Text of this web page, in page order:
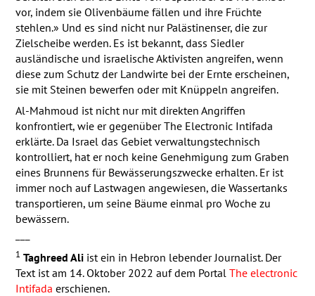
vor, indem sie Olivenbäume fällen und ihre Früchte
stehlen.» Und es sind nicht nur Palästinenser, die zur
Zielscheibe werden. Es ist bekannt, dass Siedler
ausländische und israelische Aktivisten angreifen, wenn
diese zum Schutz der Landwirte bei der Ernte erscheinen,
sie mit Steinen bewerfen oder mit Knüppeln angreifen.
Al-Mahmoud ist nicht nur mit direkten Angriffen
konfrontiert, wie er gegenüber The Electronic Intifada
erklärte. Da Israel das Gebiet verwaltungstechnisch
kontrolliert, hat er noch keine Genehmigung zum Graben
eines Brunnens für Bewässerungszwecke erhalten. Er ist
immer noch auf Lastwagen angewiesen, die Wassertanks
transportieren, um seine Bäume einmal pro Woche zu
bewässern.
1 Taghreed Aliist ein in Hebron lebender Journalist. Der
Text ist am 14. Oktober 2022 auf dem Portal The electronic
Intifada erschienen.